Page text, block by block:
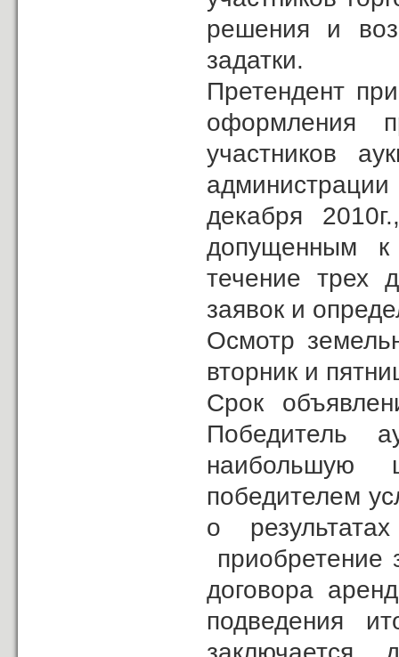
решения и
задатки.
Претендент
оформления
участников
декабря
допущенным
течение трех
заявок и
Осмотр
вторник и
Cрок
Победитель
наибольшую
победителем
о
приобретение
договора
подведения